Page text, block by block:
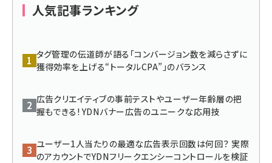
人気記事ランキング
タグ管理の伝道師が語る「コンバージョン数を減らさずに
獲得効率を上げる“トータルCPA”」のバランス
広告クリエイティブの事前テストやユーザー年齢層の把
握もできる! YDNバナー広告のユニークな応用技
ユーザー1人当たりの最適な広告表示回数は何回？ 実際
のアカウントでYDNフリークエンシーコントロールを検証